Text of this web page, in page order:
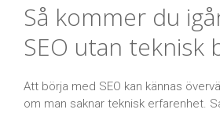
Så kommer du
SEO utan teknisk
Att börja med SEO kan kännas
om man saknar teknisk erfarenhet.